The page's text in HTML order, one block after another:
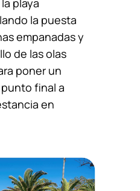
playa
la puesta
empanadas y
de las olas
poner un
final a
en